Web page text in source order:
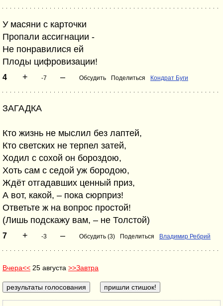
У масяни с карточки
Пропали ассигнации -
Не понравилися ей
Плоды цифровизации!
4 + -7 – Обсудить Поделиться Кондрат Буги
ЗАГАДКА
Кто жизнь не мыслил без лаптей,
Кто светских не терпел затей,
Ходил с сохой он бороздою,
Хоть сам с седой уж бородою,
Ждёт отгадавших ценный приз,
А вот, какой, – пока сюрприз!
Ответьте ж на вопрос простой!
(Лишь подскажу вам, – не Толстой)
7 + -3 – Обсудить (3) Поделиться Владимир Ребрий
Вчера<< 25 августа >>Завтра